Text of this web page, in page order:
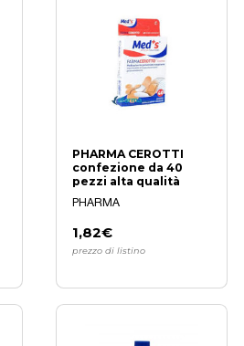
PHARMA CEROTTI
confezione da 40
pezzi alta qualità
PHARMA
1,82€
prezzo di listino